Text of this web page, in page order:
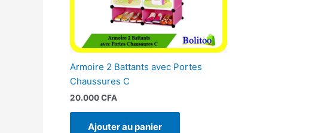
Armoire 2 Battants avec Portes
Chaussures C
20.000CFA
Ajouter au panier